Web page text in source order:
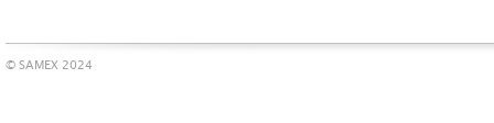
© SAMEX 2024